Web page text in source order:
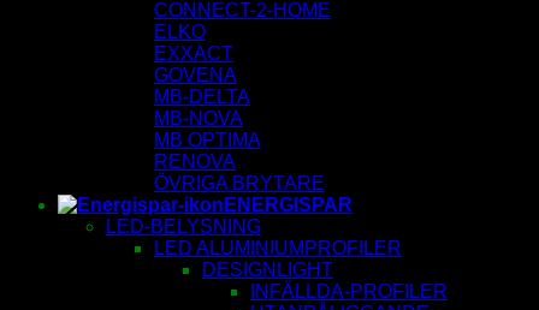
CONNECT-2-HOME
ELKO
EXXACT
GOVENA
MB-DELTA
MB-NOVA
MB OPTIMA
RENOVA
ÖVRIGA BRYTARE
ENERGISPAR
LED-BELYSNING
LED ALUMINIUMPROFILER
DESIGNLIGHT
INFÄLLDA-PROFILER